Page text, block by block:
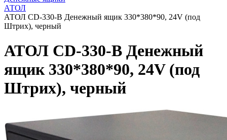
АТОЛ
АТОЛ CD-330-B Денежный ящик 330*380*90, 24V (под
Штрих), черный
АТОЛ CD-330-B Денежный
ящик 330*380*90, 24V (под
Штрих), черный